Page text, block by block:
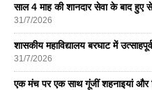
साल 4 माह की शानदार सेवा के बाद हुए
31/7/2026
शासकीय महाविद्यालय बरघाट में
31/7/2026
एक मंच पर एक साथ गूंजीं शहनाइयां और